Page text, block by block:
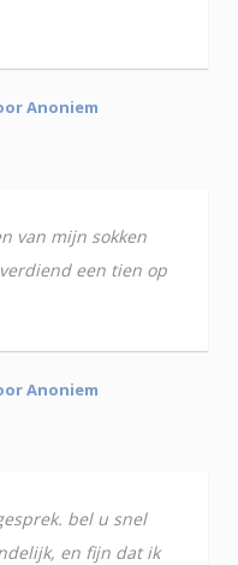
Anoniem
van mijn sokken
een tien op
Anoniem
bel u snel
en fijn dat ik